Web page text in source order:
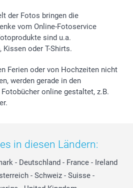
der Fotos bringen die
vom Online-Fotoservice
sind u.a.
oder T-Shirts.
Ferien oder von Hochzeiten nicht
werden gerade in den
online gestaltet, z.B.
in diesen Ländern:
- Deutschland - France - Ireland
- Schweiz - Suisse -